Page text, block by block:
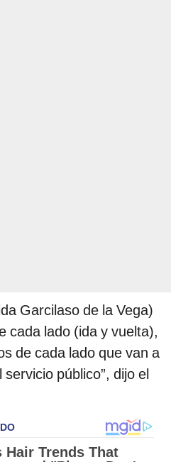
Garcilaso de la Vega)
cada lado (ida y vuelta),
de cada lado que van a
público”, dijo el